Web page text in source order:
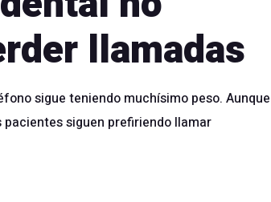
llamadas
sigue teniendo muchísimo peso. Aunque
siguen prefiriendo llamar